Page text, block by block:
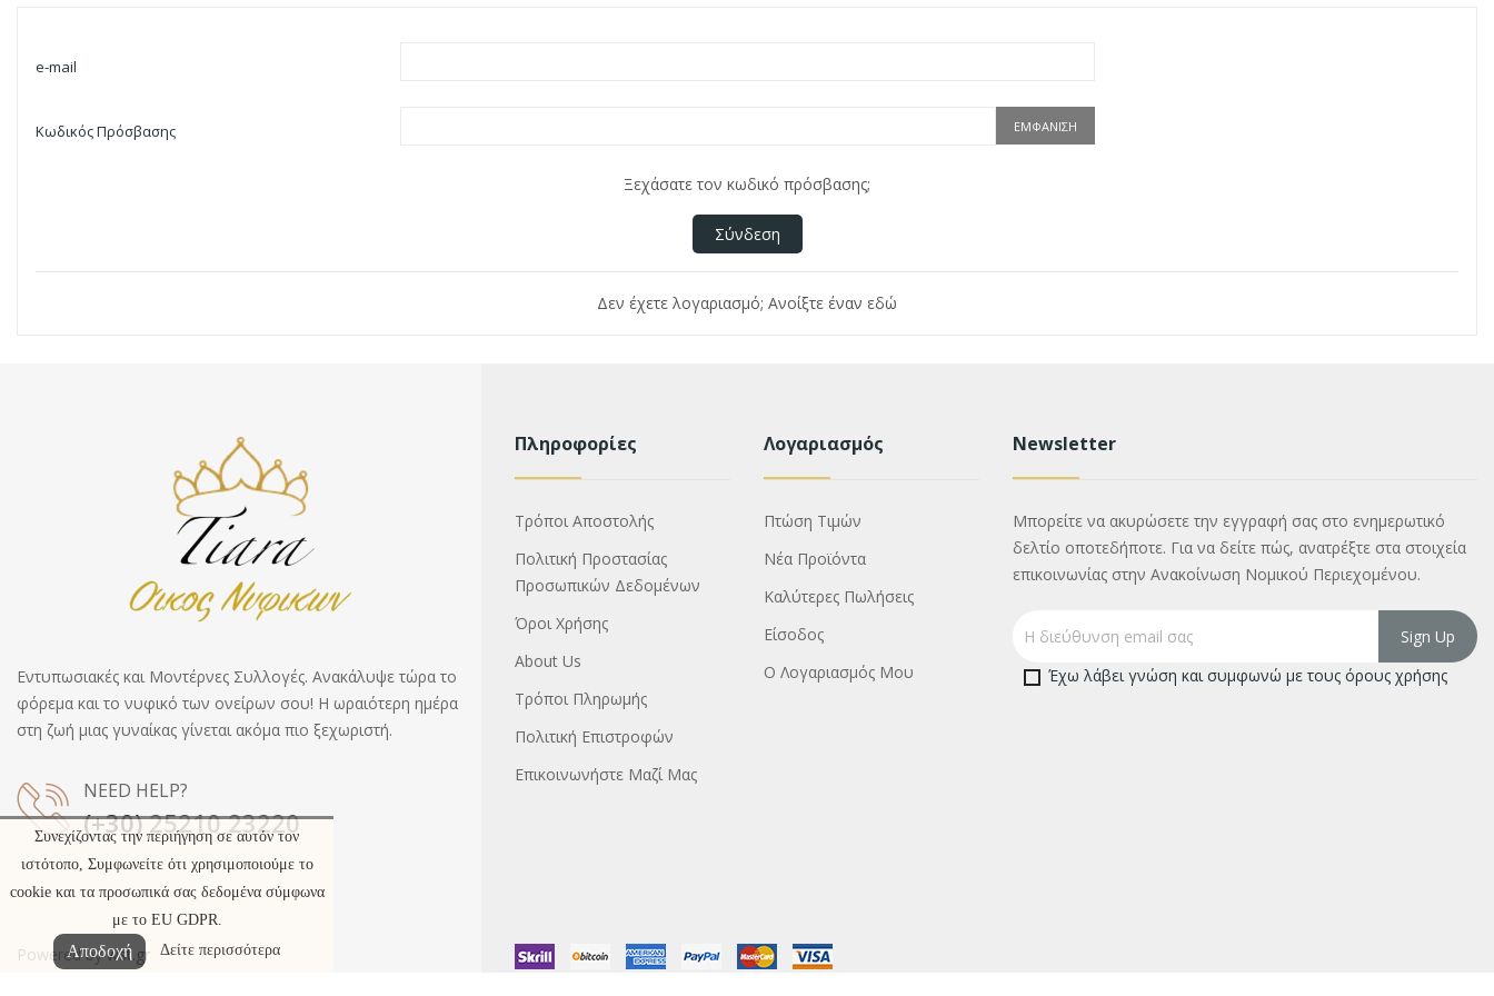
Συνεχίζοντας την περιήγηση σε αυτόν τον
ιστότοπο, Συμφωνείτε ότι χρησιμοποιούμε το
cookie και τα προσωπικά σας δεδομένα σύμφωνα
με το EU GDPR.
Αποδοχή Δείτε περισσότερα
e-mail
Κωδικός Πρόσβασης ΕΜΦΆΝΙΣΗ
Ξεχάσατε τον κωδικό πρόσβασης;
Σύνδεση
Δεν έχετε λογαριασμό; Ανοίξτε έναν εδώ
Εντυπωσιακές και Μοντέρνες Συλλογές. Ανακάλυψε τώρα το
φόρεμα και το νυφικό των ονείρων σου! Η ωραιότερη ημέρα
στη ζωή μιας γυναίκας γίνεται ακόμα πιο ξεχωριστή.
NEED HELP?
(+30)25210 23220
Πληροφορίες
Τρόποι Αποστολής
Πολιτική Προστασίας
Προσωπικών Δεδομένων
Όροι Χρήσης
About Us
Τρόποι Πληρωμής
Πολιτική Επιστροφών
Επικοινωνήστε Μαζί Μας
Λογαριασμός
Πτώση Τιμών
Νέα Προϊόντα
Καλύτερες Πωλήσεις
Είσοδος
Ο Λογαριασμός Μου
Newsletter
Μπορείτε να ακυρώσετε την εγγραφή σας στο ενημερωτικό
δελτίο οποτεδήποτε. Για να δείτε πώς, ανατρέξτε στα στοιχεία
επικοινωνίας στην Ανακοίνωση Νομικού Περιεχομένου.
Έχω λάβει γνώση και συμφωνώ με τους όρους χρήσης
Powered bywst.gr